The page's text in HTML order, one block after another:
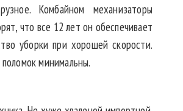
Комбайном механизаторы
что все 12 лет он обеспечивает
уборки при хорошей скорости.
минимальны.